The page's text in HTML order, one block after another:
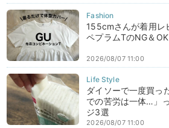
155cmさんが着用
ペプラムTのNG＆
2026/08/07 11:00
ダイソーで一度買っ
での苦労は一体…」
ジ3選
2026/08/07 11:00